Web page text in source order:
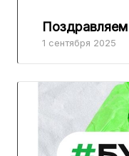
1 сентября 2025